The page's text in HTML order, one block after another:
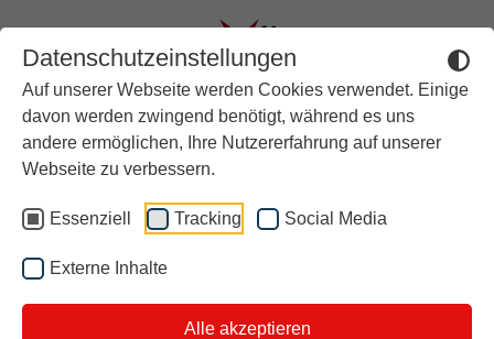
Datenschutzeinstellungen
Auf unserer Webseite werden Cookies verwendet. Einige
davon werden zwingend benötigt, während es uns
andere ermöglichen, Ihre Nutzererfahrung auf unserer
Webseite zu verbessern.
Essenziell Tracking Social Media
Externe Inhalte
Alle akzeptieren
STINA: Notruf für den
Ausstieg
Deutschlandweit gegen
Menschenhandel in Form
Aktuell
Rückblick
Über stern TV
Der Moderator